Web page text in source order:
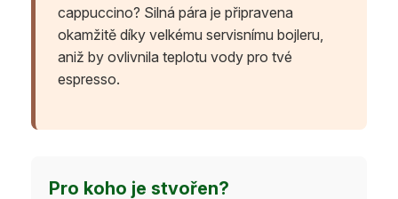
cappuccino? Silná pára je připravena
okamžitě díky velkému servisnímu bojleru,
aniž by ovlivnila teplotu vody pro tvé
espresso.
Pro koho je stvořen?